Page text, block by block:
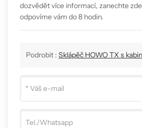
dozvědět více informací, zanechte
odpovíme vám do 8 hodin.
Podrobit : Sklápěč HOWO TX s